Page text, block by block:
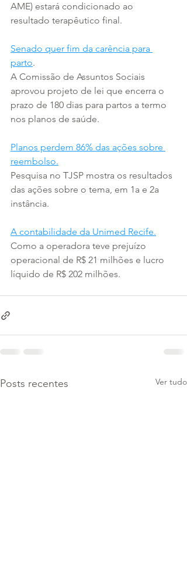
AME) estará condicionado ao
resultado terapêutico final.
Senado quer fim da carência para
parto.
A Comissão de Assuntos Sociais
aprovou projeto de lei que encerra o
prazo de 180 dias para partos a termo
nos planos de saúde.
Planos perdem 86% das ações sobre
reembolso.
Pesquisa no TJSP mostra os resultados
das ações sobre o tema, em 1a e 2a
instância.
A contabilidade da Unimed Recife.
Como a operadora teve prejuízo
operacional de R$ 21 milhões e lucro
líquido de R$ 202 milhões.
Posts recentes Ver tudo